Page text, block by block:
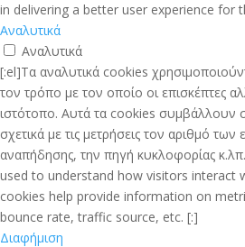
in delivering a better user experience for
Αναλυτικά
Αναλυτικά
[:el]Τα αναλυτικά cookies
τον τρόπο με τον οποίο οι επισκέπτες
ιστότοπο. Αυτά τα cookies
σχετικά με τις μετρήσεις τον αριθμό
αναπήδησης, την πηγή κυκλοφορίας
used to understand how visitors interact
cookies help provide information on
bounce rate, traffic source, etc. [:]
Διαφήμιση